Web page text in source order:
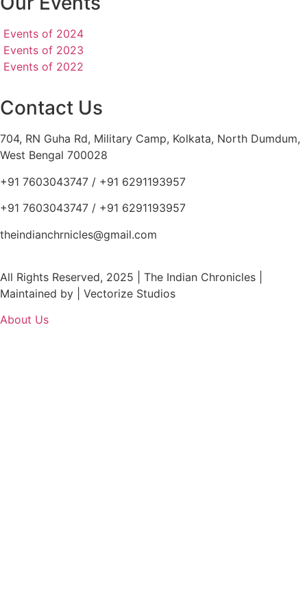
Events of 2024
Events of 2023
Events of 2022
Contact Us
704, RN Guha Rd, Military Camp, Kolkata, North Dumdum,
West Bengal 700028
+91 7603043747 / +91 6291193957
+91 7603043747 / +91 6291193957
theindianchrnicles@gmail.com
All Rights Reserved, 2025 | The Indian Chronicles |
Maintained by | Vectorize Studios
About Us